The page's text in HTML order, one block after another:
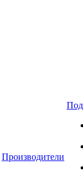
Производители